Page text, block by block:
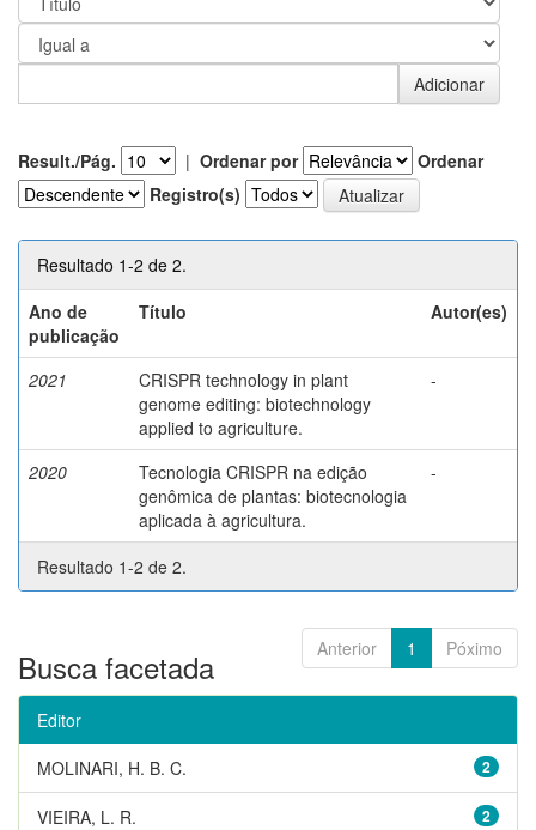
Result./Pág. | Ordenar por
Ordenar
Registro(s)
Resultado 1-2 de 2.
Ano de
publicação
Título Autor(es)
2021
CRISPR technology in plant
genome editing: biotechnology
applied to agriculture.
-
2020
Tecnologia CRISPR na edição
genômica de plantas: biotecnologia
aplicada à agricultura.
-
Resultado 1-2 de 2.
Anterior 1 Póximo
Busca facetada
Editor
2
MOLINARI, H. B. C.
2
VIEIRA, L. R.